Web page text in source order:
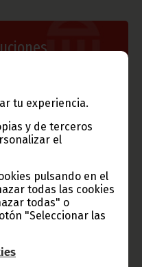
tu experiencia.
y de terceros
el
pulsando en el
todas las cookies
todas" o
"Seleccionar las
Ecuatorial
Guinea
ahora